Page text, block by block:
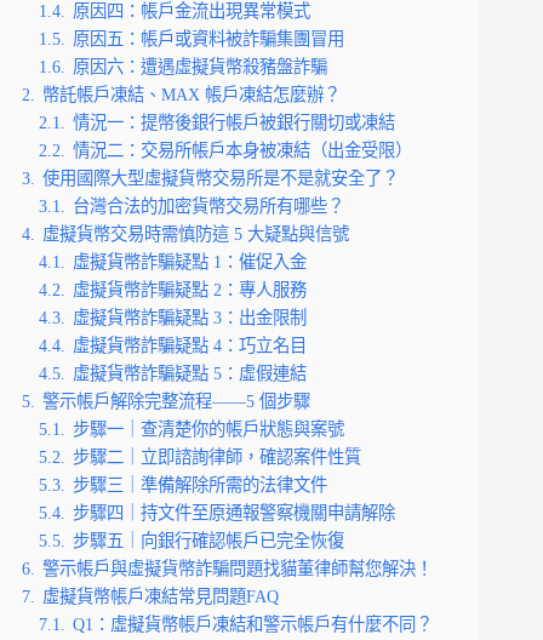
1.4. 原因四：帳戶金流出現異常模式
1.5. 原因五：帳戶或資料被詐騙集團冒用
1.6. 原因六：遭遇虛擬貨幣殺豬盤詐騙
2. 幣託帳戶凍結、MAX 帳戶凍結怎麼辦？
2.1. 情況一：提幣後銀行帳戶被銀行關切或凍結
2.2. 情況二：交易所帳戶本身被凍結（出金受限）
3. 使用國際大型虛擬貨幣交易所是不是就安全了？
3.1. 台灣合法的加密貨幣交易所有哪些？
4. 虛擬貨幣交易時需慎防這 5 大疑點與信號
4.1. 虛擬貨幣詐騙疑點 1：催促入金
4.2. 虛擬貨幣詐騙疑點 2：專人服務
4.3. 虛擬貨幣詐騙疑點 3：出金限制
4.4. 虛擬貨幣詐騙疑點 4：巧立名目
4.5. 虛擬貨幣詐騙疑點 5：虛假連結
5. 警示帳戶解除完整流程——5 個步驟
5.1. 步驟一｜查清楚你的帳戶狀態與案號
5.2. 步驟二｜立即諮詢律師，確認案件性質
5.3. 步驟三｜準備解除所需的法律文件
5.4. 步驟四｜持文件至原通報警察機關申請解除
5.5. 步驟五｜向銀行確認帳戶已完全恢復
6. 警示帳戶與虛擬貨幣詐騙問題找貓董律師幫您解決！
7. 虛擬貨幣帳戶凍結常見問題FAQ
7.1. Q1：虛擬貨幣帳戶凍結和警示帳戶有什麼不同？